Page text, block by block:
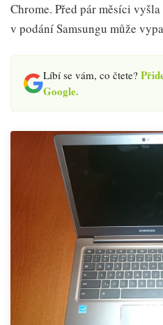
Chrome. Před pár měsíci
v podání Samsungu může
Líbí se vám, co čtete?
Google.